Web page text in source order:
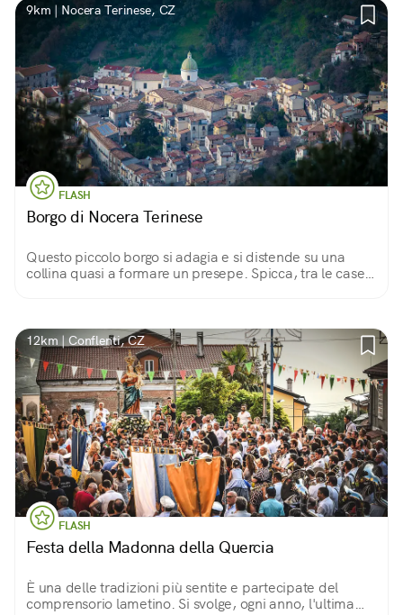
9km | Nocera Terinese, CZ
FLASH
Borgo di Nocera Terinese
Questo piccolo borgo si adagia e si distende su una
collina quasi a formare un presepe. Spicca, tra le case,
12km | Conflenti, CZ
FLASH
Festa della Madonna della Quercia
È una delle tradizioni più sentite e partecipate del
comprensorio lametino. Si svolge, ogni anno, l'ultima